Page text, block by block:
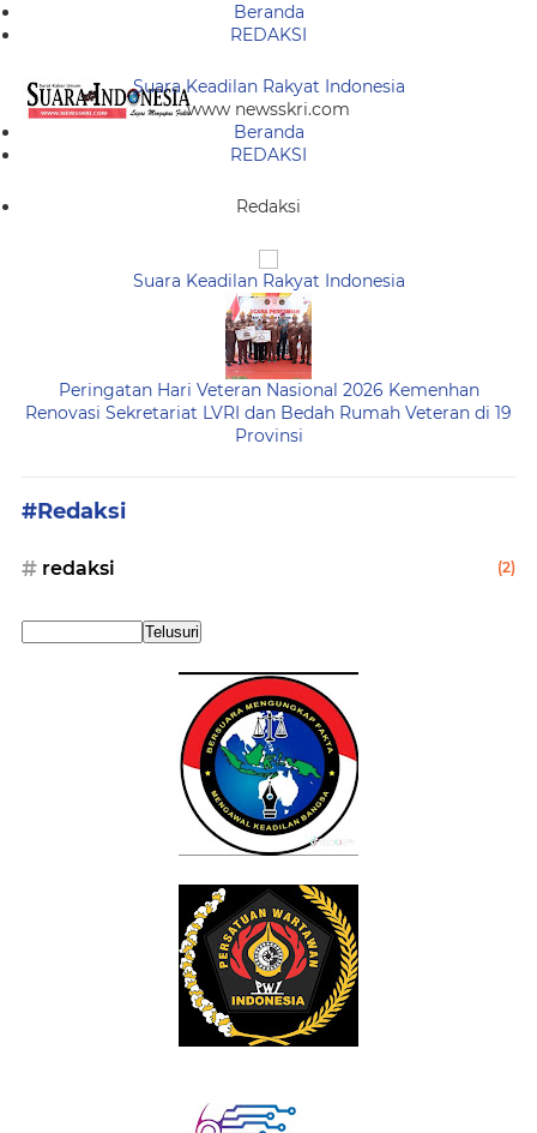
Beranda
REDAKSI
Suara Keadilan Rakyat Indonesia
www newsskri.com
Beranda
REDAKSI
Redaksi
Suara Keadilan Rakyat Indonesia
Peringatan Hari Veteran Nasional 2026 Kemenhan
Renovasi Sekretariat LVRI dan Bedah Rumah Veteran di 19
Provinsi
#Redaksi
redaksi (2)